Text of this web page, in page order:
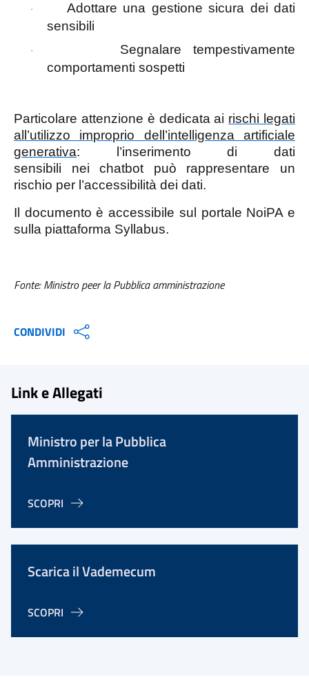
· Adottare una gestione sicura deidati
sensibili
·
Segnalare tempestivamente
comportamenti sospetti
Particolare attenzione è dedicata ai rischi legati
all’utilizzo improprio dell’intelligenza artificiale
generativa: l’inserimento di dati
sensibili nei chatbot può rappresentare un
rischio per l’accessibilità dei dati.
I l documento è accessibile sul portale NoiPA e
sulla piattaforma Syllabus.
Fonte: Ministro peer la Pubblica amministrazione
CONDIVIDI
Link e Allegati
Ministro per la Pubblica
Amministrazione
SCOPRI
Scarica il Vademecum
SCOPRI